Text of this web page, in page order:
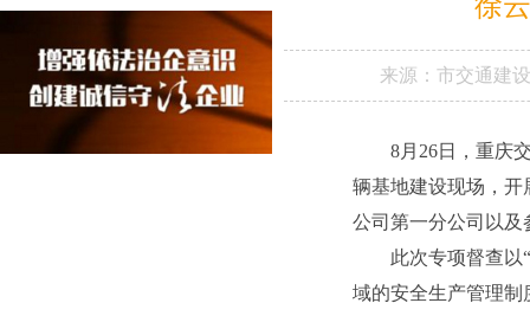
来源： 市交通建
8月26日，重庆
辆基地建设现场，开
公司第一分公司以及
此次专项督查以
域的安全生产管理制